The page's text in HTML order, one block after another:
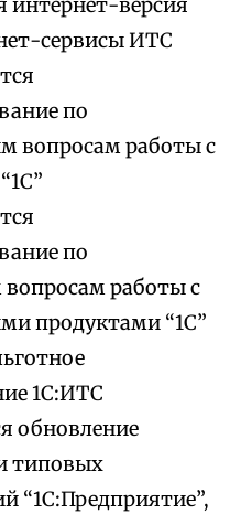
интернет-версия
сервисы ИТС
по
вопросам работы с
по
работы с
продуктами “1С”
1С:ИТС
обновление
типовых
“1С:Предприятие”,